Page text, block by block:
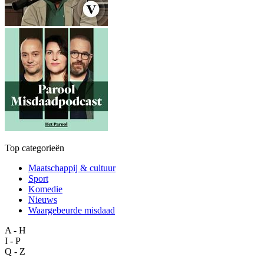
Top categorieën
Maatschappij & cultuur
Sport
Komedie
Nieuws
Waargebeurde misdaad
A - H
I - P
Q - Z